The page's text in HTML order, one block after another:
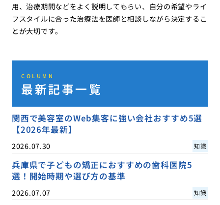
用、治療期間などをよく説明してもらい、自分の希望やライ
フスタイルに合った治療法を医師と相談しながら決定するこ
とが大切です。
COLUMN
最新記事一覧
関西で美容室のWeb集客に強い会社おすすめ5選
【2026年最新】
2026.07.30 知識
兵庫県で子どもの矯正におすすめの歯科医院5
選！開始時期や選び方の基準
2026.07.07 知識